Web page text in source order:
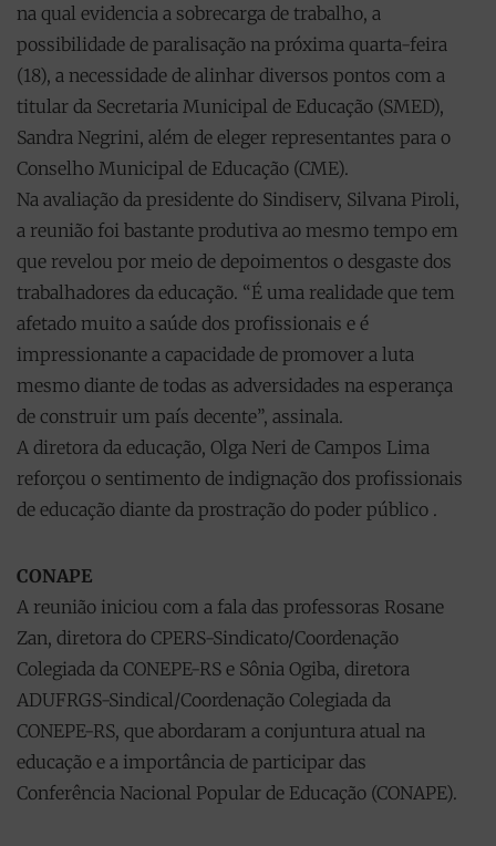
na qual evidencia a sobrecarga de trabalho, a
possibilidade de paralisação na próxima quarta-feira
(18), a necessidade de alinhar diversos pontos com a
titular da Secretaria Municipal de Educação (SMED),
Sandra Negrini, além de eleger representantes para o
Conselho Municipal de Educação (CME).
Na avaliação da presidente do Sindiserv, Silvana Piroli,
a reunião foi bastante produtiva ao mesmo tempo em
que revelou por meio de depoimentos o desgaste dos
trabalhadores da educação. “É uma realidade que tem
afetado muito a saúde dos profissionais e é
impressionante a capacidade de promover a luta
mesmo diante de todas as adversidades na esperança
de construir um país decente”, assinala.
A diretora da educação, Olga Neri de Campos Lima
reforçou o sentimento de indignação dos profissionais
de educação diante da prostração do poder público .
CONAPE
A reunião iniciou com a fala das professoras Rosane
Zan, diretora do CPERS-Sindicato/Coordenação
Colegiada da CONEPE-RS e Sônia Ogiba, diretora
ADUFRGS-Sindical/Coordenação Colegiada da
CONEPE-RS, que abordaram a conjuntura atual na
educação e a importância de participar das
Conferência Nacional Popular de Educação (CONAPE).